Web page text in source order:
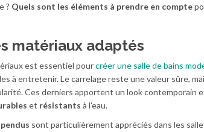
? Quels sont les éléments à prendre en compte
matériaux adaptés
est essentiel pourcréer une salle de bains
à entretenir. Le carrelage reste une valeur sûre,
Ces derniers apportent un look contemporain
et résistants à l’eau.
sont particulièrement appréciés dans les